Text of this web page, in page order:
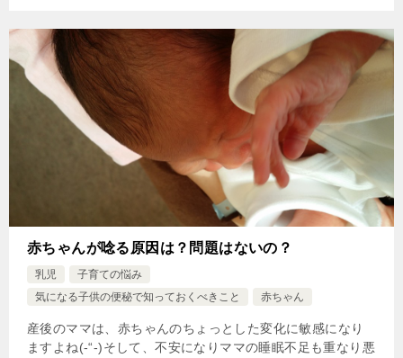
赤ちゃんが唸る原因は？問題はないの？
乳児
子育ての悩み
気になる子供の便秘で知っておくべきこと
赤ちゃん
産後のママは、赤ちゃんのちょっとした変化に敏感になり
ますよね(-“-)そして、不安になりママの睡眠不足も重なり悪